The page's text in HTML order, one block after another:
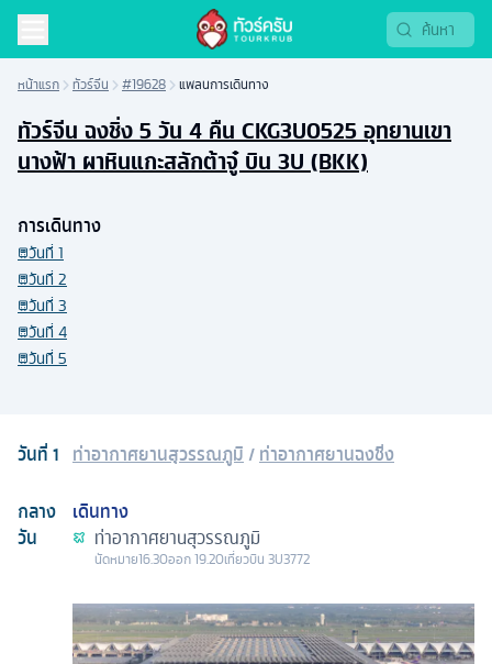
หน้าแรก ทัวร์จีน #19628 แพลนการเดินทาง
ทัวร์จีน ฉงชิ่ง 5 วัน 4 คืน CKG3U0525 อุทยานเขา
นางฟ้า ผาหินแกะสลักต้าจู๋ บิน 3U (BKK)
วันที่1 ท่าอากาศยานสุวรรณภูมิ /ท่าอากาศยานฉงชิ่ง
กลาง
วัน
เดินทาง
ท่าอากาศยานสุวรรณภูมิ
นัดหมาย16.30ออก19.20เที่ยวบิน 3U3772
การเดินทาง
วันที่ 1
วันที่ 2
วันที่ 3
วันที่ 4
วันที่ 5